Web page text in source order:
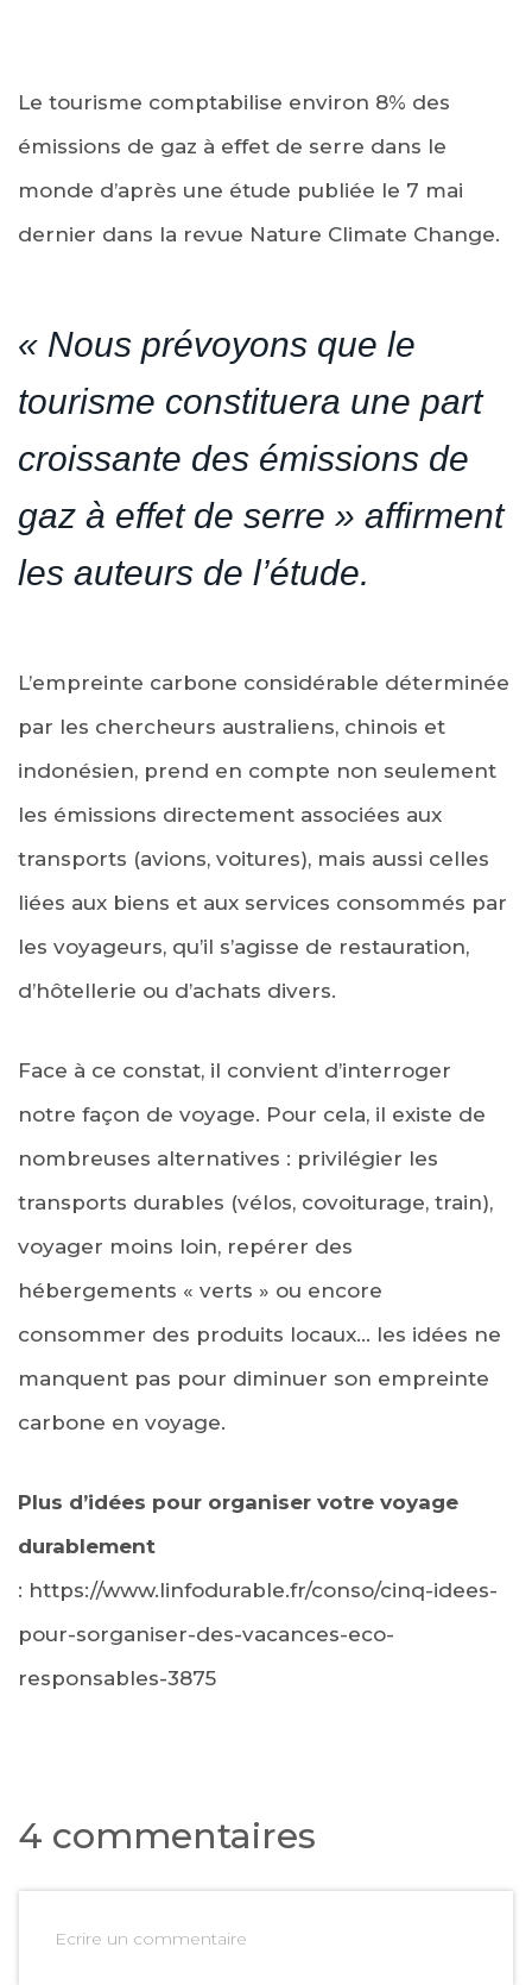
Le tourisme comptabilise environ 8% des
émissions de gaz à effet de serre dans le
monde d’après une étude publiée le 7 mai
dernier dans la revue Nature Climate Change.
« Nous prévoyons que le
tourisme constituera une part
croissante des émissions de
gaz à effet de serre » affirment
les auteurs de l’étude.
L’empreinte carbone considérable déterminée
par les chercheurs australiens, chinois et
indonésien, prend en compte non seulement
les émissions directement associées aux
transports (avions, voitures), mais aussi celles
liées aux biens et aux services consommés par
les voyageurs, qu’il s’agisse de restauration,
d’hôtellerie ou d’achats divers.
Face à ce constat, il convient d’interroger
notre façon de voyage. Pour cela, il existe de
nombreuses alternatives : privilégier les
transports durables (vélos, covoiturage, train),
voyager moins loin, repérer des
hébergements « verts » ou encore
consommer des produits locaux… les idées ne
manquent pas pour diminuer son empreinte
carbone en voyage.
Plus d’idées pour organiser votre voyage
durablement
: https://www.linfodurable.fr/conso/cinq-idees-
pour-sorganiser-des-vacances-eco-
responsables-3875
4 commentaires
Ecrire un commentaire